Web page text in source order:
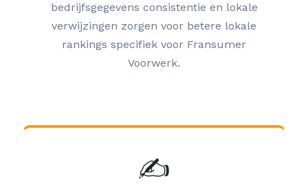
bedrijfsgegevens consistentie en lokale
verwijzingen zorgen voor betere lokale
rankings specifiek voor Fransumer
Voorwerk.
✍️